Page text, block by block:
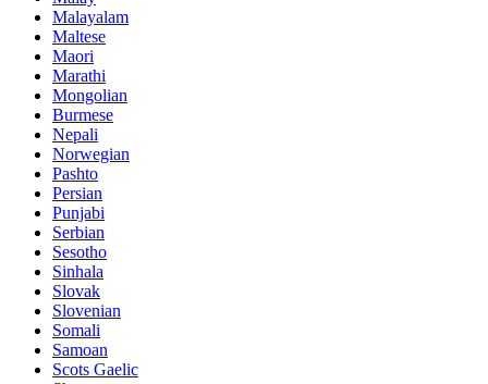
Malayalam
Maltese
Maori
Marathi
Mongolian
Burmese
Nepali
Norwegian
Pashto
Persian
Punjabi
Serbian
Sesotho
Sinhala
Slovak
Slovenian
Somali
Samoan
Scots Gaelic